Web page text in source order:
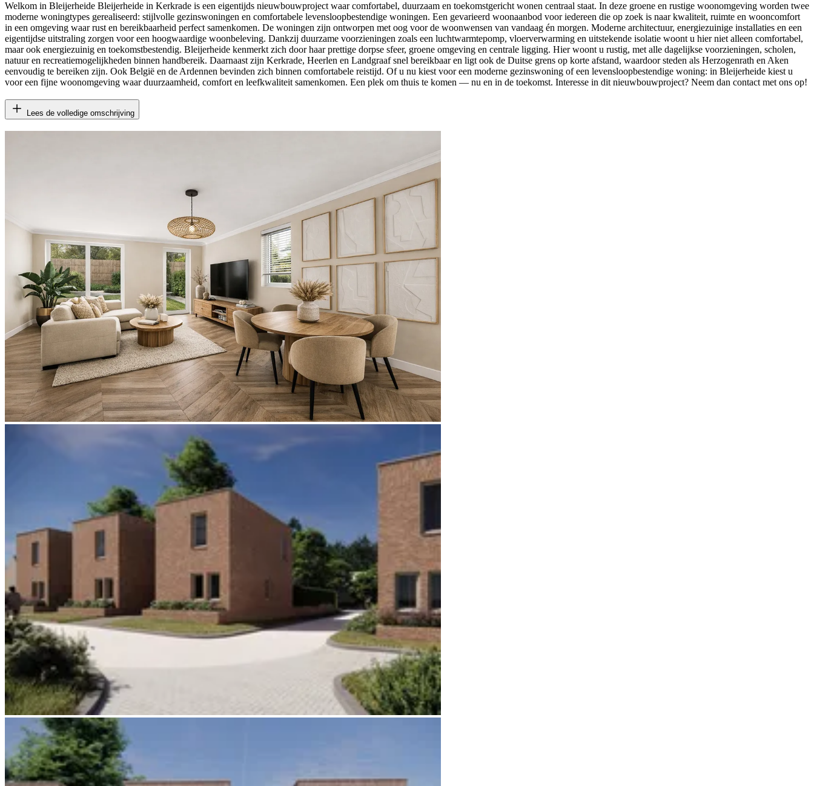
Welkom in Bleijerheide Bleijerheide in Kerkrade is een eigentijds nieuwbouwproject waar comfortabel, duurzaam en toekomstgericht wonen centraal staat. In deze groene en rustige woonomgeving worden twee
moderne woningtypes gerealiseerd: stijlvolle gezinswoningen en comfortabele levensloopbestendige woningen. Een gevarieerd woonaanbod voor iedereen die op zoek is naar kwaliteit, ruimte en wooncomfort
in een omgeving waar rust en bereikbaarheid perfect samenkomen. De woningen zijn ontworpen met oog voor de woonwensen van vandaag én morgen. Moderne architectuur, energiezuinige installaties en een
eigentijdse uitstraling zorgen voor een hoogwaardige woonbeleving. Dankzij duurzame voorzieningen zoals een luchtwarmtepomp, vloerverwarming en uitstekende isolatie woont u hier niet alleen comfortabel,
maar ook energiezuinig en toekomstbestendig. Bleijerheide kenmerkt zich door haar prettige dorpse sfeer, groene omgeving en centrale ligging. Hier woont u rustig, met alle dagelijkse voorzieningen, scholen,
natuur en recreatiemogelijkheden binnen handbereik. Daarnaast zijn Kerkrade, Heerlen en Landgraaf snel bereikbaar en ligt ook de Duitse grens op korte afstand, waardoor steden als Herzogenrath en Aken
eenvoudig te bereiken zijn. Ook België en de Ardennen bevinden zich binnen comfortabele reistijd. Of u nu kiest voor een moderne gezinswoning of een levensloopbestendige woning: in Bleijerheide kiest u
voor een fijne woonomgeving waar duurzaamheid, comfort en leefkwaliteit samenkomen. Een plek om thuis te komen — nu en in de toekomst. Interesse in dit nieuwbouwproject? Neem dan contact met ons op!
Lees de volledige omschrijving